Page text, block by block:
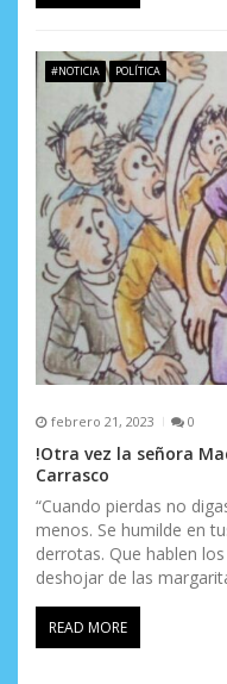
#NOTICIA POLÍTICA
febrero 21, 2023 0
!Otra vez la señora
Carrasco
“Cuando pierdas no
menos. Se humilde en
derrotas. Que hablen
deshojar de las
READ MORE